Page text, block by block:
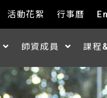
活動花絮 行事曆
師資成員 課程